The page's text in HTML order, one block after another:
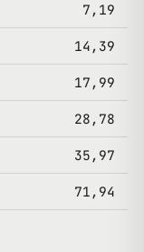
7,19
14,39
17,99
28,78
35,97
71,94